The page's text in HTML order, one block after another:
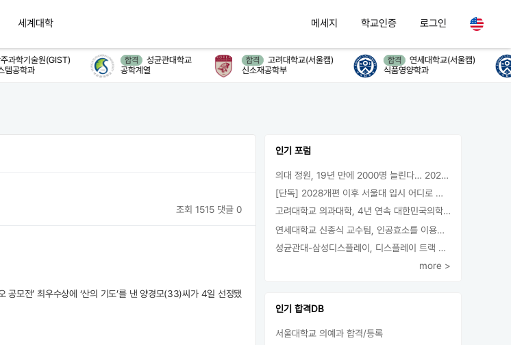
세계대학 메세지 학교인증 로그인
학기술원(GIST)
공학과
합격
성균관대학교
공학계열
합격
고려대학교(서울캠)
신소재공학부
합격
연세대학교(서울캠)
식품영양학과
조회 1515 댓글 0
공모전’ 최우수상에 ‘산의 기도’를 낸 양경모(33)씨가 4일 선정됐
인기 포럼
의대 정원, 19년 만에 2000명 늘린다… 2025년 입시부터 적용
[단독] 2028개편 이후 서울대 입시 어디로 갈까.. ‘정시40% 폐지 추진’
고려대학교 의과대학, 4년 연속 대한민국의학한림원 정회원 최다 배출 外
연세대학교 신종식 교수팀, 인공효소를 이용한 아민의 키랄전환 세계 최초로 성공
성균관대-삼성디스플레이, 디스플레이 트랙 운영 협약 체결
more >
인기 합격DB
서울대학교 의예과 합격/등록